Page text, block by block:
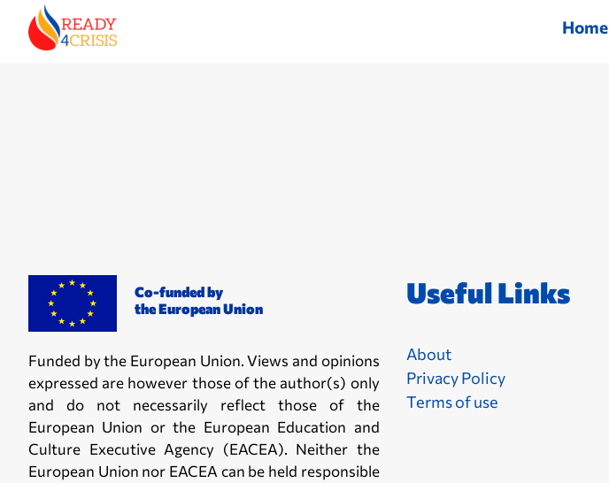
Home
Co-funded by
the European Union
Funded by the European Union. Views and opinions
expressed are however those of the author(s) only
and do not necessarily reflect those of the
European Union or the European Education and
Culture Executive Agency (EACEA). Neither the
European Union nor EACEA can be held responsible
Useful Links
About
Privacy Policy
Terms of use